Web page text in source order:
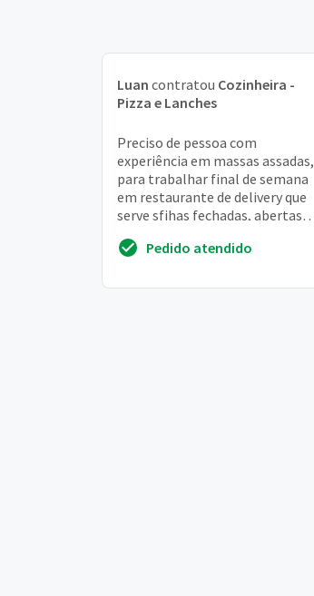
Luan contratou Cozinheira -
Pizza e Lanches
Preciso de pessoa com
experiência em massas assadas,
para trabalhar final de semana
em restaurante de delivery que
serve sfihas fechadas, abertas,
Pedido atendido